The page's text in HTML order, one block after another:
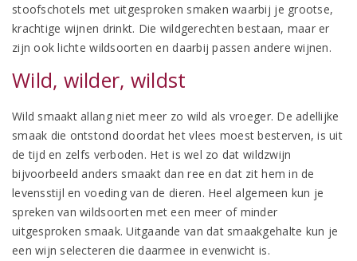
stoofschotels met uitgesproken smaken waarbij je grootse,
krachtige wijnen drinkt. Die wildgerechten bestaan, maar er
zijn ook lichte wildsoorten en daarbij passen andere wijnen.
Wild, wilder, wildst
Wild smaakt allang niet meer zo wild als vroeger. De adellijke
smaak die ontstond doordat het vlees moest besterven, is uit
de tijd en zelfs verboden. Het is wel zo dat wildzwijn
bijvoorbeeld anders smaakt dan ree en dat zit hem in de
levensstijl en voeding van de dieren. Heel algemeen kun je
spreken van wildsoorten met een meer of minder
uitgesproken smaak. Uitgaande van dat smaakgehalte kun je
een wijn selecteren die daarmee in evenwicht is.